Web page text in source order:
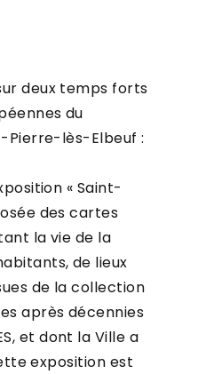
deux temps forts
du
lès-Elbeuf :
« Saint-
des cartes
la vie de la
de lieux
de la collection
après décennies
et dont la Ville a
exposition est